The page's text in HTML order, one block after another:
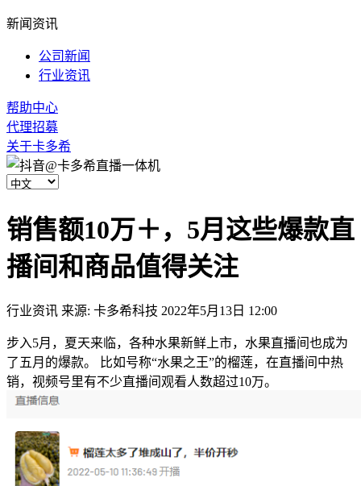
新闻资讯
公司新闻
行业资讯
帮助中心
代理招募
关于卡多希
销售额10万＋，5月这些爆款直
播间和商品值得关注
行业资讯 来源: 卡多希科技 2022年5月13日 12:00
步入5月，夏天来临，各种水果新鲜上市，水果直播间也成为
了五月的爆款。 比如号称“水果之王”的榴莲，在直播间中热
销，视频号里有不少直播间观看人数超过10万。